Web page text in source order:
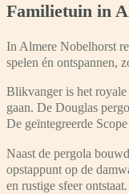
Familietuin in
In Almere Nobelhorst
spelen én ontspannen,
Blikvanger is het royale
gaan. De Douglas
De geïntegreerde
Naast de pergola
opstappunt op de
en rustige sfeer ontstaat.